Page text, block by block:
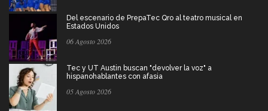
Del escenario de PrepaTec Qro al teatro musical en
Estados Unidos
06 Agosto 2026
Tec y UT Austin buscan "devolver la voz" a
hispanohablantes con afasia
05 Agosto 2026